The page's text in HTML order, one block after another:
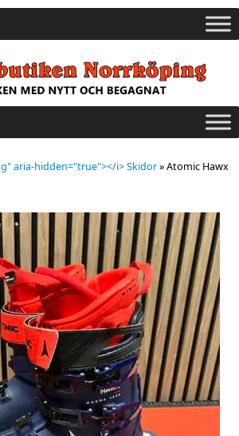
aria-hidden="true"></i> Skidor»Atomic Hawx